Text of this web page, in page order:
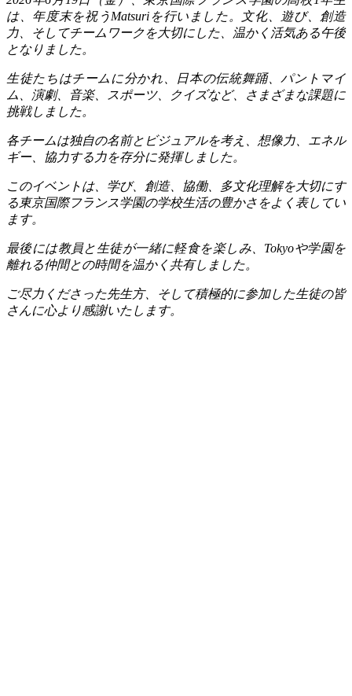
は、年度末を祝う Matsuriを行いました。文化、遊び、創造
力、そしてチームワークを大切にした、温かく活気ある午後
となりました。
生徒たちはチームに分かれ、日本の伝統舞踊、パントマイ
ム、演劇、音楽、スポーツ、クイズなど、さまざまな課題に
挑戦しました。
各チームは独自の名前とビジュアルを考え、想像力、エネル
ギー、協力する力を存分に発揮しました。
このイベントは、学び、創造、協働、多文化理解を大切にす
る東京国際フランス学園の学校生活の豊かさをよく表してい
ます。
最後には教員と生徒が一緒に軽食を楽しみ、 Tokyoや学園を
離れる仲間との時間を温かく共有しました。
ご尽力くださった先生方、そして積極的に参加した生徒の皆
さんに心より感謝いたします。